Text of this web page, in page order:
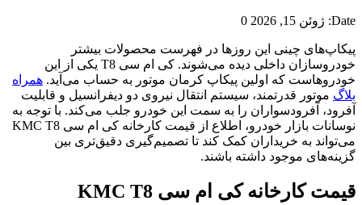
Date: ژوئن 15, 2026 0
پیکاپ‌های چینی این روزها در فهرست محصولات بیشتر
خودروسازان داخلی دیده می‌شوند. کی ام سی T8 یکی از این
خودروهاست که اولین پیکاپ کرمان موتور به حساب می‌آید. همراه
بلاگ موتور قدرتمند، سیستم انتقال نیروی دو دیفرانسیل و قابلیت
آفرود، آفرودسواران را به سمت این خودرو جلب می‌کند. با توجه به
نوسانات بازار خودرو، اطلاع از قیمت کارخانه کی ام سی KMC T8
می‌تواند به خریداران کمک کند تا تصمیم‌گیری دقیق‌تری بین
گزینه‌های موجود داشته باشند.
قیمت کارخانه کی ام سی KMC T8